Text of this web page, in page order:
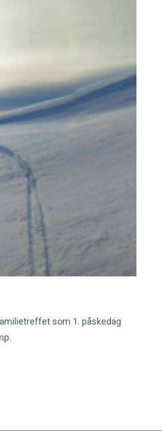
som 1. påskedag